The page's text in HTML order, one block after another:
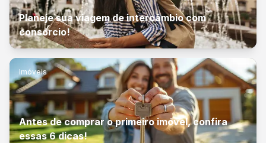
Planeje sua viagem de intercâmbio com
consórcio!
Imóveis
Antes de comprar o primeiro imóvel, confira
essas 6 dicas!